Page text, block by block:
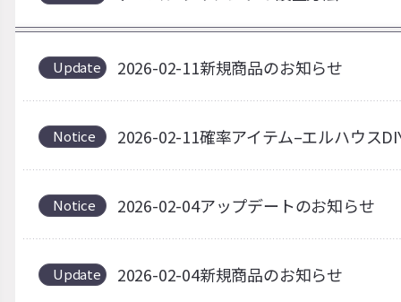
Update 2026-02-11新規商品のお知らせ
Notice 2026-02-11確率アイテム–エルハウス
Notice 2026-02-04アップデートのお知らせ
Update 2026-02-04新規商品のお知らせ